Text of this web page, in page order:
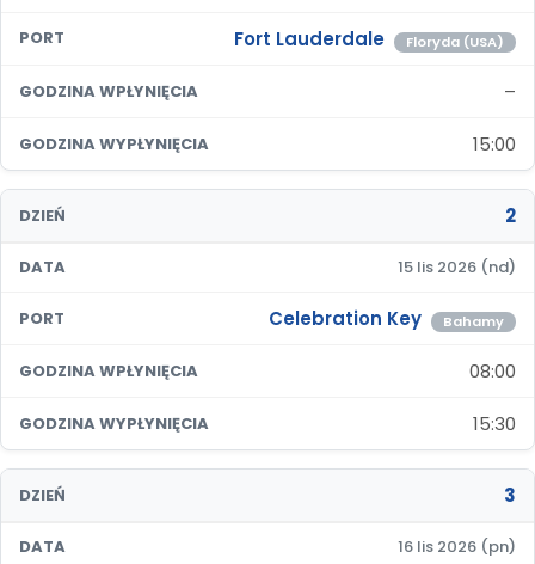
PORT Fort Lauderdale Floryda (USA)
GODZINA WPŁYNIĘCIA –
GODZINA WYPŁYNIĘCIA 15:00
DZIEŃ 2
DATA 15 lis 2026 (nd)
PORT Celebration Key Bahamy
GODZINA WPŁYNIĘCIA 08:00
GODZINA WYPŁYNIĘCIA 15:30
DZIEŃ 3
DATA 16 lis 2026 (pn)